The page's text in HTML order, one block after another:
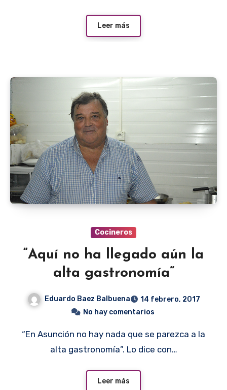
Leer más
Cocineros
“Aquí no ha llegado aún la
alta gastronomía”
Eduardo Baez Balbuena
14 febrero, 2017
No hay comentarios
“En Asunción no hay nada que se parezca a la
alta gastronomía”. Lo dice con…
Leer más